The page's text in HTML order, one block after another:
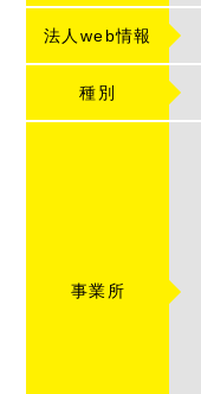
法人web情報
種別
事業所